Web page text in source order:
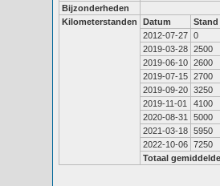
Bijzonderheden
Kilometerstanden
Datum Stand
2012-07-27 0
2019-03-28 2500
2019-06-10 2600
2019-07-15 2700
2019-09-20 3250
2019-11-01
4100
2020-08-31
5000
2021-03-18 5950
2022-10-06 7250
Totaal